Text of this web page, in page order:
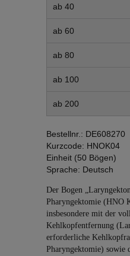
ab 40
ab 60
ab 80
ab 100
ab 200
Bestellnr.: DE608270
Kurzcode: HNOK04
Einheit (50 Bögen)
Sprache: Deutsch
Der Bogen
Pharyngektomie (HNO
insbesondere mit der
Kehlkopfentfernung
erforderliche
Pharyngektomie) sowie